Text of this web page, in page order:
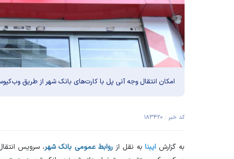
امکان انتقال وجه آنی پل با کارت‌های بانک شهر از طریق
کد خبر : ۱۸۳۴۲۰
به گزارش ایبنا به نقل از روابط عمومی بانک شهر، سرویس